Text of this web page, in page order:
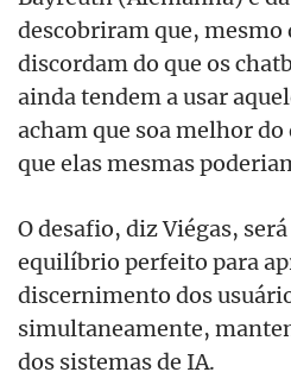
descobriram que, mesmo
discordam do que os
ainda tendem a usar
acham que soa melhor
que elas mesmas
O desafio, diz Viégas,
equilíbrio perfeito para
discernimento dos
simultaneamente,
dos sistemas de IA.